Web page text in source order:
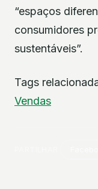
“espaços
consumidores
sustentáveis”.
Tags
Vendas